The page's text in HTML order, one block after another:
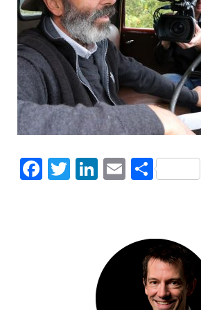
Facebook
Twitter
LinkedIn
EmailShare